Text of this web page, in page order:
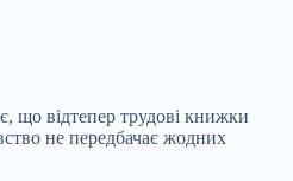
що відтепер трудові книжки
не передбачає жодних